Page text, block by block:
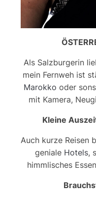
Als Salzburgerin
mein Fernweh ist
Marokko oder
mit Kamera,
Kleine
Auch kurze Reisen
geniale Hotels,
himmlisches